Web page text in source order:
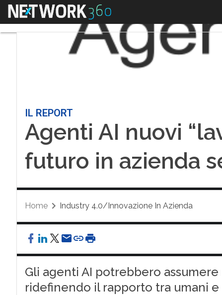
Menu
IL REPORT
Agenti AI nuovi
futuro in azienda
Home Industry 4.0/Innovazione In Azienda
Gli agenti AI potrebbero
ridefinendo il rapporto tra umani